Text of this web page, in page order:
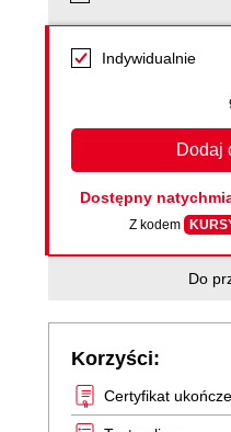
Indywidualnie
Dodaj
Dostępny
Z kodem
Do
Korzyści:
Certyfikat